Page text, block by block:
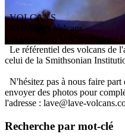
VOLCANS
/ Référentiel Volcans
ssociation V olcanologiqueE
Le référentiel des volcans de
celui de la Smithsonian
N'hésitez pas à nous faire part
envoyer des photos pour
l'adresse : lave@lave-
Recherche par mot-clé